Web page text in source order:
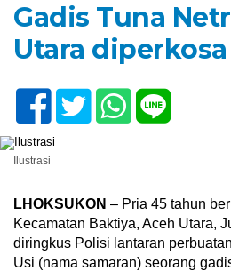
Gadis Tuna
Utara
Ilustrasi
LHOKSUKON – Pria 45 tahun
Kecamatan Baktiya, Aceh Utara,
diringkus Polisi lantaran
Usi (nama samaran) seorang